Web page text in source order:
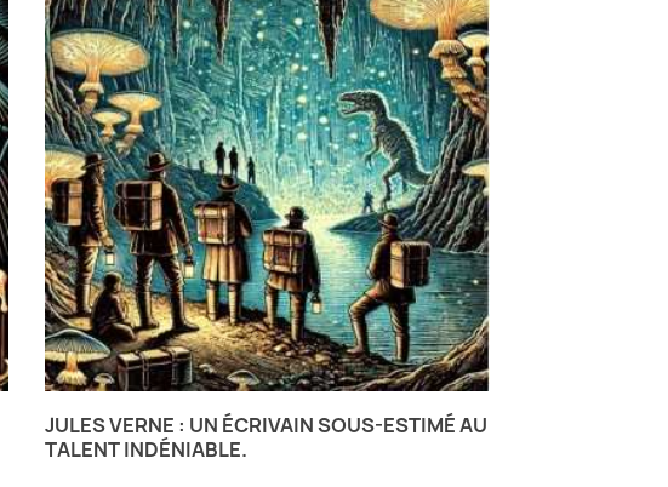
JULES VERNE : UN ÉCRIVAIN SOUS-ESTIMÉ AU
TALENT INDÉNIABLE.